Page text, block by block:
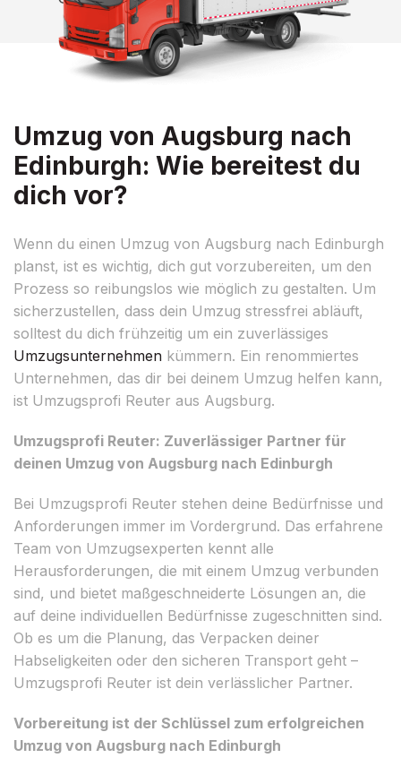
Umzug von Augsburg nach
Edinburgh: Wie bereitest du
dich vor?
Wenn du einen Umzug von Augsburg nach Edinburgh
planst, ist es wichtig, dich gut vorzubereiten, um den
Prozess so reibungslos wie möglich zu gestalten. Um
sicherzustellen, dass dein Umzug stressfrei abläuft,
solltest du dich frühzeitig um ein zuverlässiges
Umzugsunternehmen kümmern. Ein renommiertes
Unternehmen, das dir bei deinem Umzug helfen kann,
ist Umzugsprofi Reuter aus Augsburg.
Umzugsprofi Reuter: Zuverlässiger Partner für
deinen Umzug von Augsburg nach Edinburgh
Bei Umzugsprofi Reuter stehen deine Bedürfnisse und
Anforderungen immer im Vordergrund. Das erfahrene
Team von Umzugsexperten kennt alle
Herausforderungen, die mit einem Umzug verbunden
sind, und bietet maßgeschneiderte Lösungen an, die
auf deine individuellen Bedürfnisse zugeschnitten sind.
Ob es um die Planung, das Verpacken deiner
Habseligkeiten oder den sicheren Transport geht –
Umzugsprofi Reuter ist dein verlässlicher Partner.
Vorbereitung ist der Schlüssel zum erfolgreichen
Umzug von Augsburg nach Edinburgh